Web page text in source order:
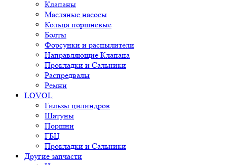
Клапаны
Масляные насосы
Кольца поршневые
Болты
Форсунки и распылители
Направляющие Клапана
Прокладки и Сальники
Распредвалы
Ремни
LOVOL
Гильзы цилиндров
Шатуны
Поршни
ГБЦ
Прокладки и Сальники
Другие запчасти